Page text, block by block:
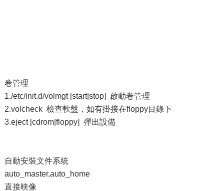
卷管理
1./etc/init.d/volmgt [start|stop] 啟動卷管理
2.volcheck 檢查軟盤，如有掛接在floppy目錄下
3.eject [cdrom|floppy] 彈出設備
自動安裝文件系統
auto_master,auto_home
直接映像